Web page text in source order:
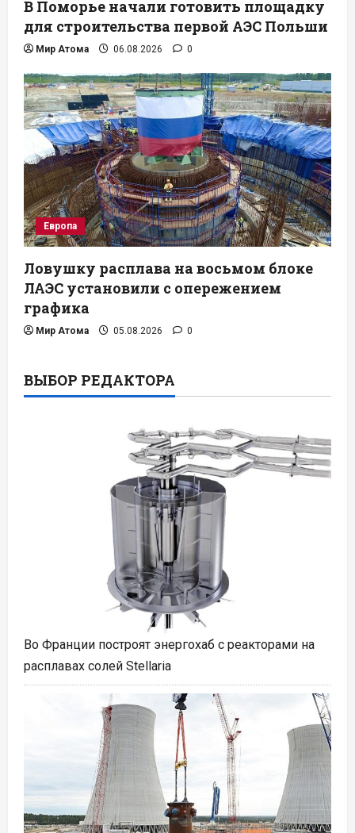
В Поморье начали готовить площадку
для строительства первой АЭС Польши
Мир Атома 06.08.2026 0
Европа
Ловушку расплава на восьмом блоке
ЛАЭС установили с опережением
графика
Мир Атома 05.08.2026 0
ВЫБОР РЕДАКТОРА
Во Франции построят энергохаб с реакторами на
расплавах солей Stellaria